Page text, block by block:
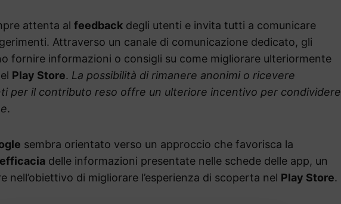
attenta al feedback degli utenti e invita tutti a comunicare
Attraverso un canale di comunicazione dedicato, gli
fornire informazioni o consigli su come migliorare ulteriormente
Play Store. La possibilità di rimanere anonimi o ricevere
per il contributo reso offre un ulteriore incentivo per condividere
.
sembra orientato verso un approccio che favorisca la
efficacia delle informazioni presentate nelle schede delle app, un
nell’obiettivo di migliorare l’esperienza di scoperta nel Play Store.